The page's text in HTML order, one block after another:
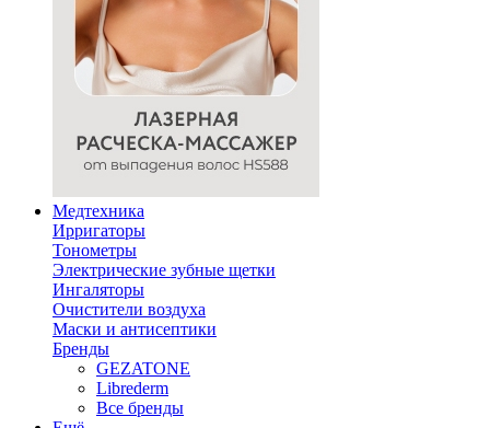
Медтехника
Ирригаторы
Тонометры
Электрические зубные щетки
Ингаляторы
Очистители воздуха
Маски и антисептики
Бренды
GEZATONE
Librederm
Все бренды